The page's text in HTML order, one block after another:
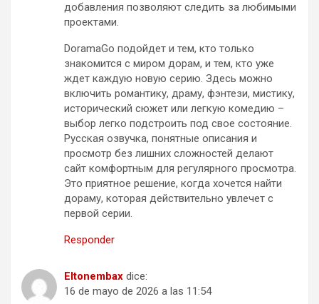
добавления позволяют следить за любимыми
проектами.
DoramaGo подойдет и тем, кто только
знакомится с миром дорам, и тем, кто уже
ждет каждую новую серию. Здесь можно
включить романтику, драму, фэнтези, мистику,
исторический сюжет или легкую комедию –
выбор легко подстроить под свое состояние.
Русская озвучка, понятные описания и
просмотр без лишних сложностей делают
сайт комфортным для регулярного просмотра.
Это приятное решение, когда хочется найти
дораму, которая действительно увлечет с
первой серии.
Responder
Eltonembax dice:
16 de mayo de 2026 a las 11:54